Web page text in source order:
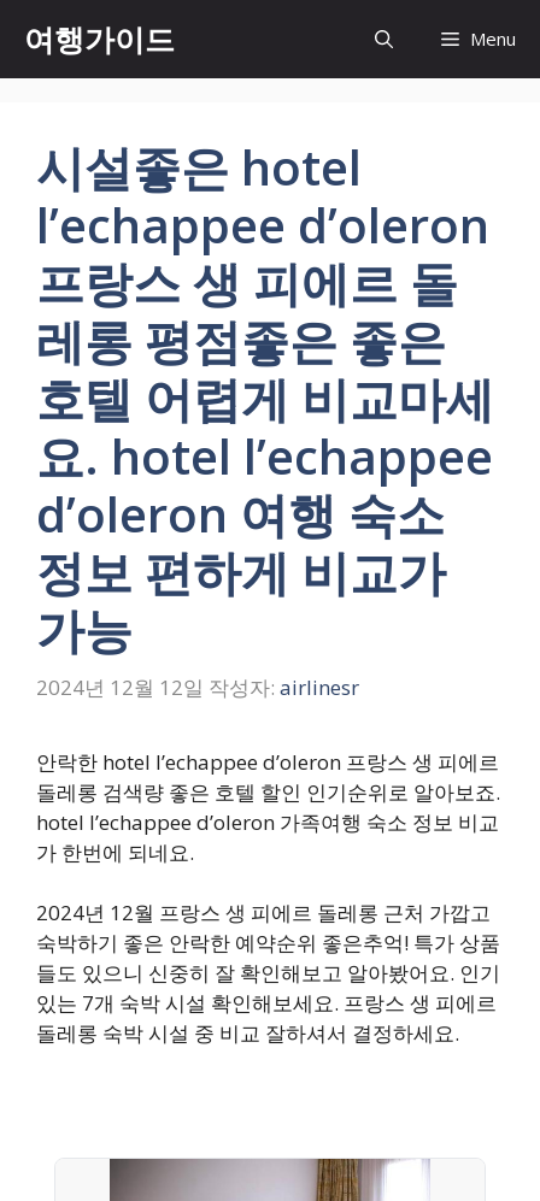
츠
여행가이드 Menu
시설좋은 hotel
l’echappee d’oleron
프랑스 생 피에르 돌
레롱 평점좋은 좋은
호텔 어렵게 비교마세
요. hotel l’echappee
d’oleron 여행 숙소
정보 편하게 비교가
가능
2024년 12월 12일 작성자: airlinesr
안락한 hotel l’echappee d’oleron 프랑스 생 피에르
돌레롱 검색량 좋은 호텔 할인 인기순위로 알아보죠.
hotel l’echappee d’oleron 가족여행 숙소 정보 비교
가 한번에 되네요.
2024년 12월 프랑스 생 피에르 돌레롱 근처 가깝고
숙박하기 좋은 안락한 예약순위 좋은추억! 특가 상품
들도 있으니 신중히 잘 확인해보고 알아봤어요. 인기
있는 7개 숙박 시설 확인해보세요. 프랑스 생 피에르
돌레롱 숙박 시설 중 비교 잘하셔서 결정하세요.